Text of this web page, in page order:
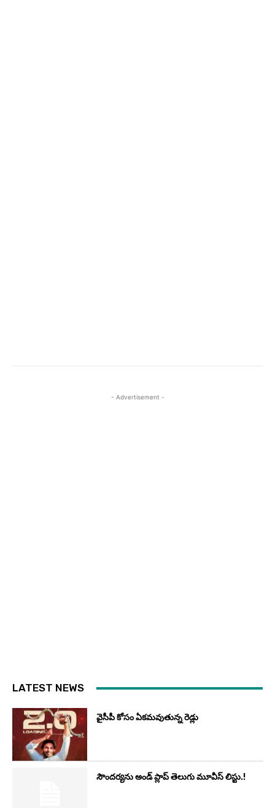
- Advertisement -
LATEST NEWS
వైసీపీ కోసం ఏక‌మ‌వుతున్న రెడ్లు
సౌందర్యను అండ్‌ ప్లాప్‌ తెలుగు మూవీస్‌ లిస్టు.!